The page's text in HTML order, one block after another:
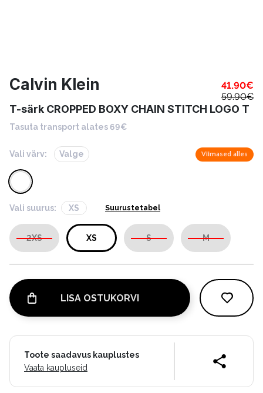
Calvin Klein 41.90€
59.90€
T-särk CROPPED BOXY CHAIN STITCH LOGO T
Tasuta transport alates 69€
Vali värv: Valge Viimased alles
Vali suurus: XS Suurustetabel
2XS XS S M
LISA OSTUKORVI
Toote saadavus kauplustes
Vaata kaupluseid